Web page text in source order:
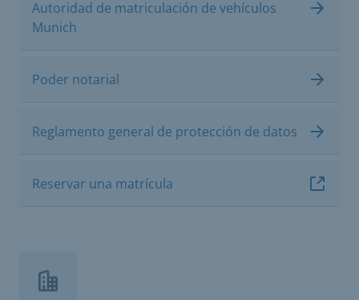
Autoridad de matriculación de vehículos
Munich
Poder notarial
Reglamento general de protección de datos
Reservar una matrícula